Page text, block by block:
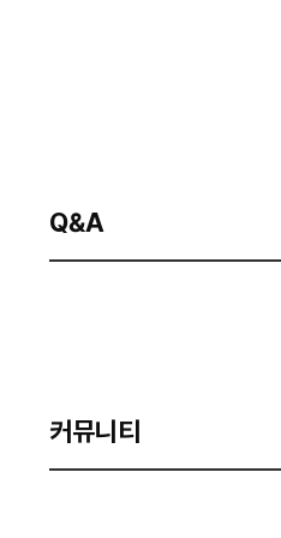
Q&A
커뮤니티